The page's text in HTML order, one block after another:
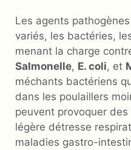
Les agents
variés, les bactéries,
menant la charge
Salmonelle, E. coli, et
méchants bactériens
dans les poulaillers
peuvent provoquer
légère détresse
maladies gastro-